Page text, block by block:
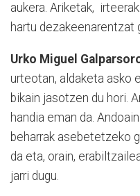
aukera. Ariketak,
hartu dezakeenarentzat
Urko Miguel
urteotan, aldaketa asko
bikain jasotzen du hori.
handia eman da.
beharrak asebetetzeko
da eta, orain,
jarri dugu.